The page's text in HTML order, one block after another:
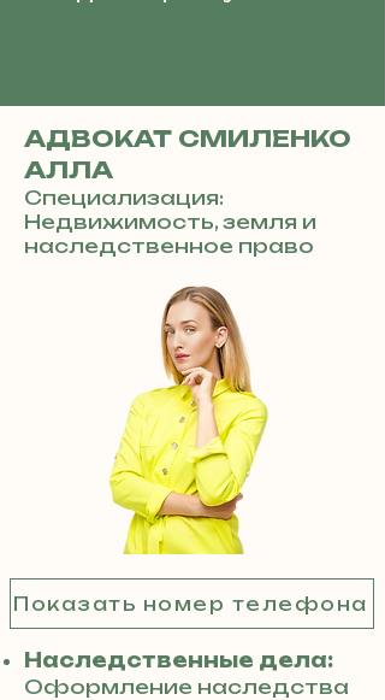
АДВОКАТ СМИЛЕНКО
АЛЛА
Специализация:
Недвижимость, земля и
наследственное право
Показать номер телефона
Наследственные дела:
Оформление наследства